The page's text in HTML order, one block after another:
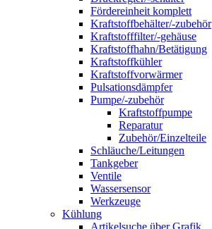
Fördereinheit komplett
Kraftstoffbehälter/-zubehör
Kraftstofffilter/-gehäuse
Kraftstoffhahn/Betätigung
Kraftstoffkühler
Kraftstoffvorwärmer
Pulsationsdämpfer
Pumpe/-zubehör
Kraftstoffpumpe
Reparatur
Zubehör/Einzelteile
Schläuche/Leitungen
Tankgeber
Ventile
Wassersensor
Werkzeuge
Kühlung
Artikelsuche über Grafik